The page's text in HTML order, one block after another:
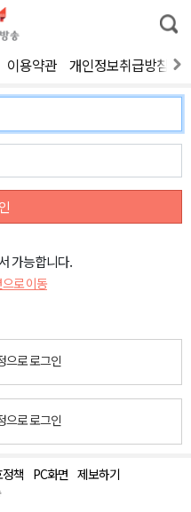
통
합
색
이용약관 개인정보취급방침
가능합니다.
로 이동
으로 로그인
으로 로그인
책 PC화면 제보하기